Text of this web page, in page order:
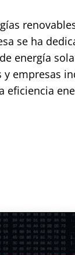
se ha
energía
empresas